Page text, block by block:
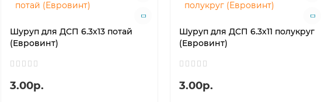
Шуруп для ДСП 6.3х13 потай
(Евровинт)
3.00р.
Шуруп для ДСП 6.3х11 полукруг
(Евровинт)
3.00р.